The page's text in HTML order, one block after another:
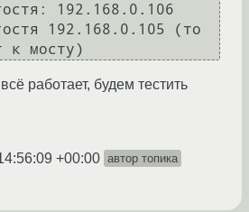
192.168.0.106
192.168.0.105 (то
к мосту)
работает, будем тестить
+00:00 автор топика